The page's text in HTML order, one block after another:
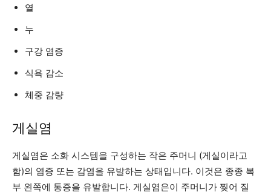
열
누
구강 염증
식욕 감소
체중 감량
게실염
게실염은 소화 시스템을 구성하는 작은 주머니 (게실이라고
함)의 염증 또는 감염을 유발하는 상태입니다. 이것은 종종 복
부 왼쪽에 통증을 유발합니다. 게실염은이 주머니가 찢어 질